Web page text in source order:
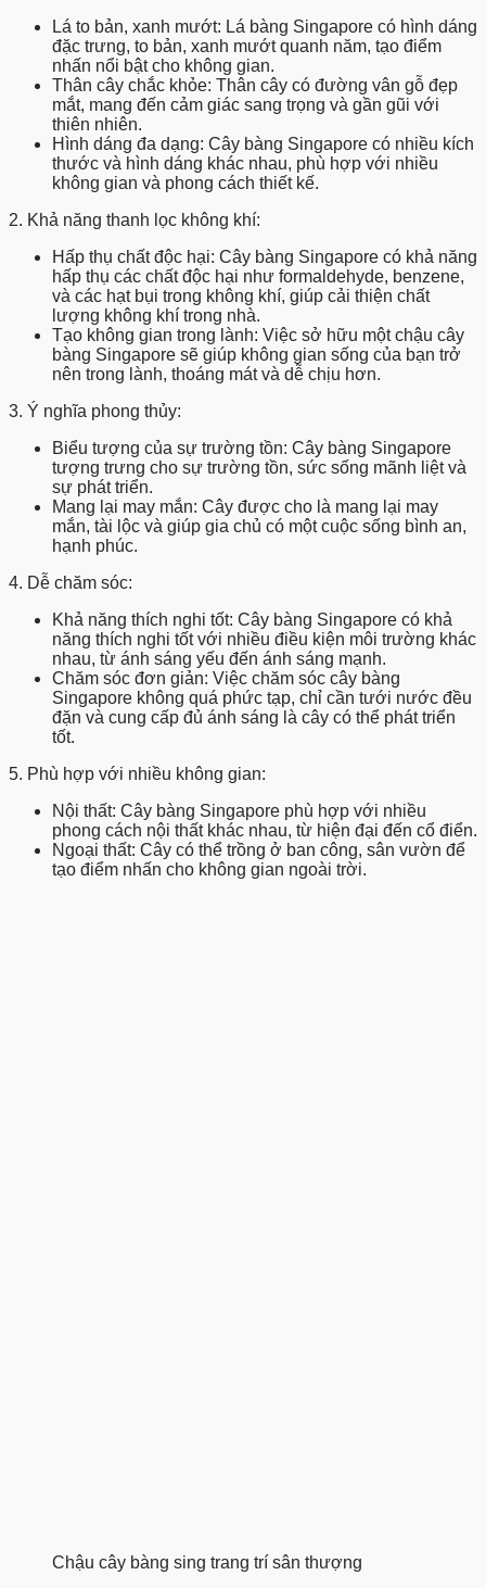
Lá to bản, xanh mướt: Lá bàng Singapore có hình dáng
đặc trưng, to bản, xanh mướt quanh năm, tạo điểm
nhấn nổi bật cho không gian.
Thân cây chắc khỏe: Thân cây có đường vân gỗ đẹp
mắt, mang đến cảm giác sang trọng và gần gũi với
thiên nhiên.
Hình dáng đa dạng: Cây bàng Singapore có nhiều kích
thước và hình dáng khác nhau, phù hợp với nhiều
không gian và phong cách thiết kế.
2. Khả năng thanh lọc không khí:
Hấp thụ chất độc hại: Cây bàng Singapore có khả năng
hấp thụ các chất độc hại như formaldehyde, benzene,
và các hạt bụi trong không khí, giúp cải thiện chất
lượng không khí trong nhà.
Tạo không gian trong lành: Việc sở hữu một chậu cây
bàng Singapore sẽ giúp không gian sống của bạn trở
nên trong lành, thoáng mát và dễ chịu hơn.
3. Ý nghĩa phong thủy:
Biểu tượng của sự trường tồn: Cây bàng Singapore
tượng trưng cho sự trường tồn, sức sống mãnh liệt và
sự phát triển.
Mang lại may mắn: Cây được cho là mang lại may
mắn, tài lộc và giúp gia chủ có một cuộc sống bình an,
hạnh phúc.
4. Dễ chăm sóc:
Khả năng thích nghi tốt: Cây bàng Singapore có khả
năng thích nghi tốt với nhiều điều kiện môi trường khác
nhau, từ ánh sáng yếu đến ánh sáng mạnh.
Chăm sóc đơn giản: Việc chăm sóc cây bàng
Singapore không quá phức tạp, chỉ cần tưới nước đều
đặn và cung cấp đủ ánh sáng là cây có thể phát triển
tốt.
5. Phù hợp với nhiều không gian:
Nội thất: Cây bàng Singapore phù hợp với nhiều
phong cách nội thất khác nhau, từ hiện đại đến cổ điển.
Ngoại thất: Cây có thể trồng ở ban công, sân vườn để
tạo điểm nhấn cho không gian ngoài trời.
Chậu cây bàng sing trang trí sân thượng